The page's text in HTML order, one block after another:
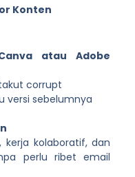
Konten
atau Adobe
corrupt
versi sebelumnya
kolaboratif, dan
perlu ribet email